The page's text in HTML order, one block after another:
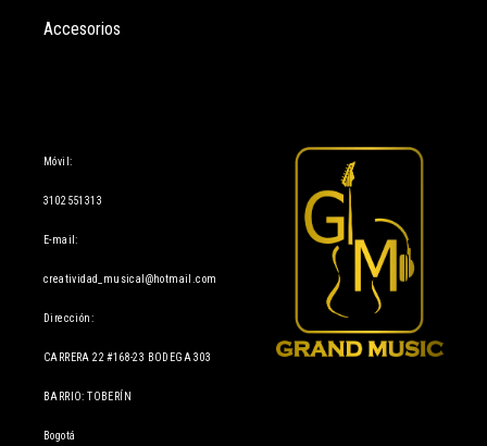
Accesorios
Móvil:
3102551313
E-mail:
creatividad_musical@hotmail.com
Dirección:
CARRERA 22 #168-23 BODEGA 303
BARRIO: TOBERÍN
Bogotá